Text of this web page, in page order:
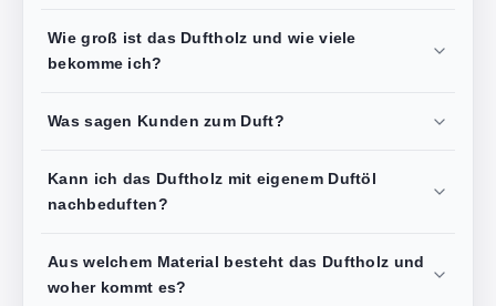
Wie groß ist das Duftholz und wie viele
bekomme ich?
Was sagen Kunden zum Duft?
Kann ich das Duftholz mit eigenem Duftöl
nachbeduften?
Aus welchem Material besteht das Duftholz und
woher kommt es?